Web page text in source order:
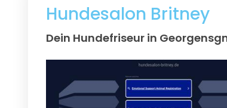
Hundesalon Britney
Dein Hundefriseur in